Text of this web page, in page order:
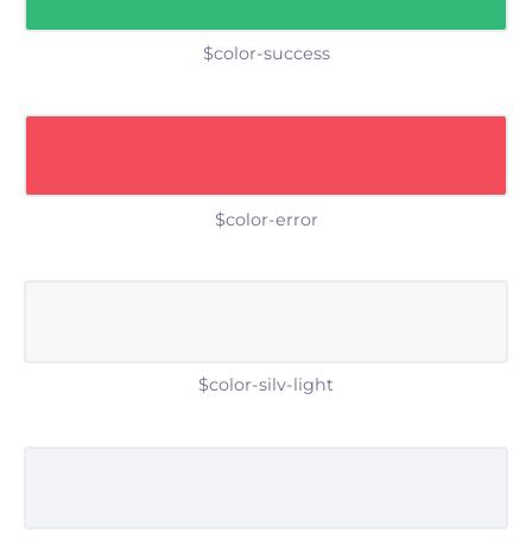
$color-success
$color-error
$color-silv-light